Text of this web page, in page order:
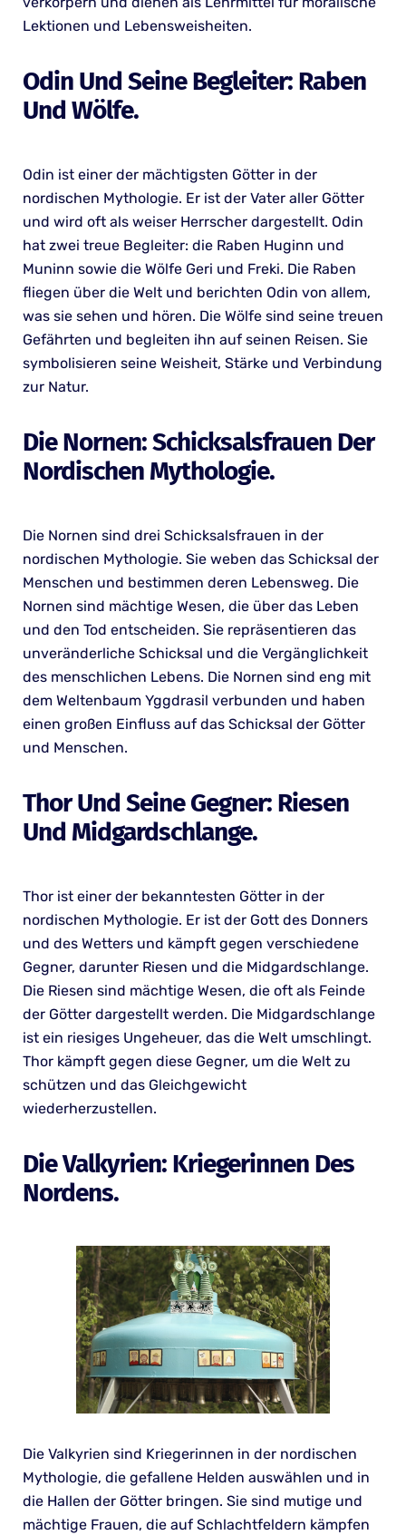
Lektionen und Lebensweisheiten.
Odin Und Seine Begleiter: Raben
Und Wölfe.
Odin ist einer der mächtigsten Götter in der
nordischen Mythologie. Er ist der Vater aller Götter
und wird oft als weiser Herrscher dargestellt. Odin
hat zwei treue Begleiter: die Raben Huginn und
Muninn sowie die Wölfe Geri und Freki. Die Raben
fliegen über die Welt und berichten Odin von allem,
was sie sehen und hören. Die Wölfe sind seine treuen
Gefährten und begleiten ihn auf seinen Reisen. Sie
symbolisieren seine Weisheit, Stärke und Verbindung
zur Natur.
Die Nornen: Schicksalsfrauen Der
Nordischen Mythologie.
Die Nornen sind drei Schicksalsfrauen in der
nordischen Mythologie. Sie weben das Schicksal der
Menschen und bestimmen deren Lebensweg. Die
Nornen sind mächtige Wesen, die über das Leben
und den Tod entscheiden. Sie repräsentieren das
unveränderliche Schicksal und die Vergänglichkeit
des menschlichen Lebens. Die Nornen sind eng mit
dem Weltenbaum Yggdrasil verbunden und haben
einen großen Einfluss auf das Schicksal der Götter
und Menschen.
Thor Und Seine Gegner: Riesen
Und Midgardschlange.
Thor ist einer der bekanntesten Götter in der
nordischen Mythologie. Er ist der Gott des Donners
und des Wetters und kämpft gegen verschiedene
Gegner, darunter Riesen und die Midgardschlange.
Die Riesen sind mächtige Wesen, die oft als Feinde
der Götter dargestellt werden. Die Midgardschlange
ist ein riesiges Ungeheuer, das die Welt umschlingt.
Thor kämpft gegen diese Gegner, um die Welt zu
schützen und das Gleichgewicht
wiederherzustellen.
Die Valkyrien: Kriegerinnen Des
Nordens.
Die Valkyrien sind Kriegerinnen in der nordischen
Mythologie, die gefallene Helden auswählen und in
die Hallen der Götter bringen. Sie sind mutige und
mächtige Frauen, die auf Schlachtfeldern kämpfen